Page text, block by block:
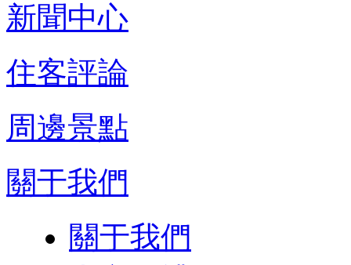
新聞中心
住客評論
周邊景點
關于我們
關于我們